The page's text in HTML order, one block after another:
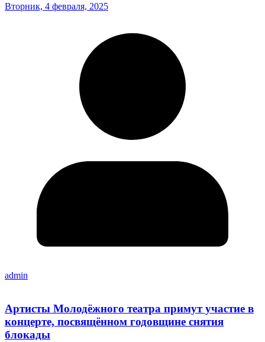
Вторник, 4 февраля, 2025
admin
Артисты Молодёжного театра примут участие в
концерте, посвящённом годовщине снятия
блокады